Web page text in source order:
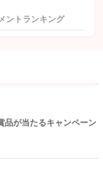
ントランキング
品が当たるキャンペーン